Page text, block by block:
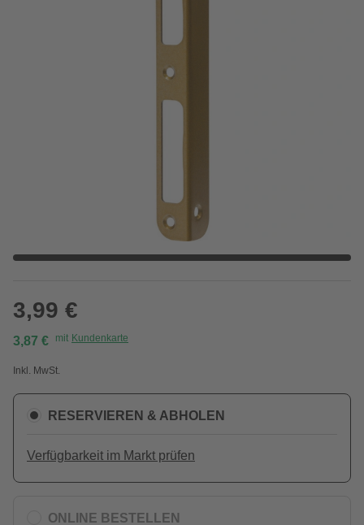
3,99 €
3,87 € mit Kundenkarte
Inkl. MwSt.
RESERVIEREN & ABHOLEN
Verfügbarkeit im Markt prüfen
ONLINE BESTELLEN